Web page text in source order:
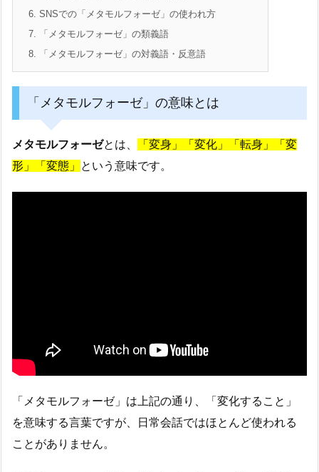
6. SNSでの「メタモルフォーゼ」の使われ方
7. 「メタモルフォーゼ」の類義語
8. 「メタモルフォーゼ」の対義語・反意語
「メタモルフォーゼ」の意味とは
メタモルフォーゼとは、
「変身」「変化」「転身」「変
形」「変態」
という意味です。
「メタモルフォーゼ」は上記の通り、「変化すること」
を意味する言葉ですが、日常会話ではほとんど使われる
ことがありません。